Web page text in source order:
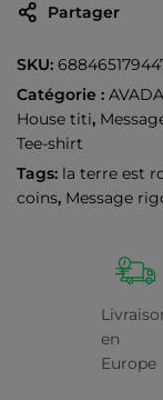
Partager
SKU:
Catégorie :
House titi,
Tee-shirt
Tags: la terre est
coins, Message
en
Europe